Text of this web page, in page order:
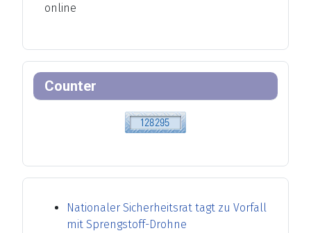
online
Counter
Nationaler Sicherheitsrat tagt zu Vorfall
mit Sprengstoff-Drohne